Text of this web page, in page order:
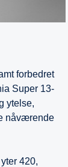
forbedret
Super 13-
ytelse,
nåværende
420,